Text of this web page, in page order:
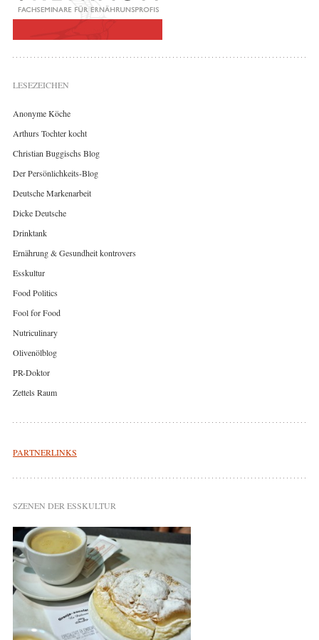
LESEZEICHEN
Anonyme Köche
Arthurs Tochter kocht
Christian Buggischs Blog
Der Persönlichkeits-Blog
Deutsche Markenarbeit
Dicke Deutsche
Drinktank
Ernährung & Gesundheit kontrovers
Esskultur
Food Politics
Fool for Food
Nutriculinary
Olivenölblog
PR-Doktor
Zettels Raum
PARTNERLINKS
SZENEN DER ESSKULTUR